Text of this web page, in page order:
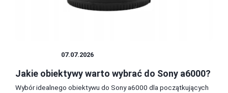
07.07.2026
Jakie obiektywy warto wybrać do Sony a6000?
Wybór idealnego obiektywu do Sony a6000 dla początkujących